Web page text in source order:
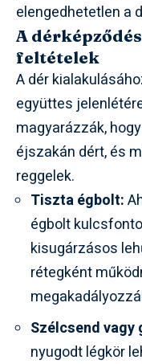
elengedhetetlen a
A
feltételek
A dér
együttes
magyarázzák,
éjszakán dért, és
reggelek.
Tiszta égbolt:
égbolt
kisugárzásos
rétegként
Szélcsend vagy
nyugodt légkör